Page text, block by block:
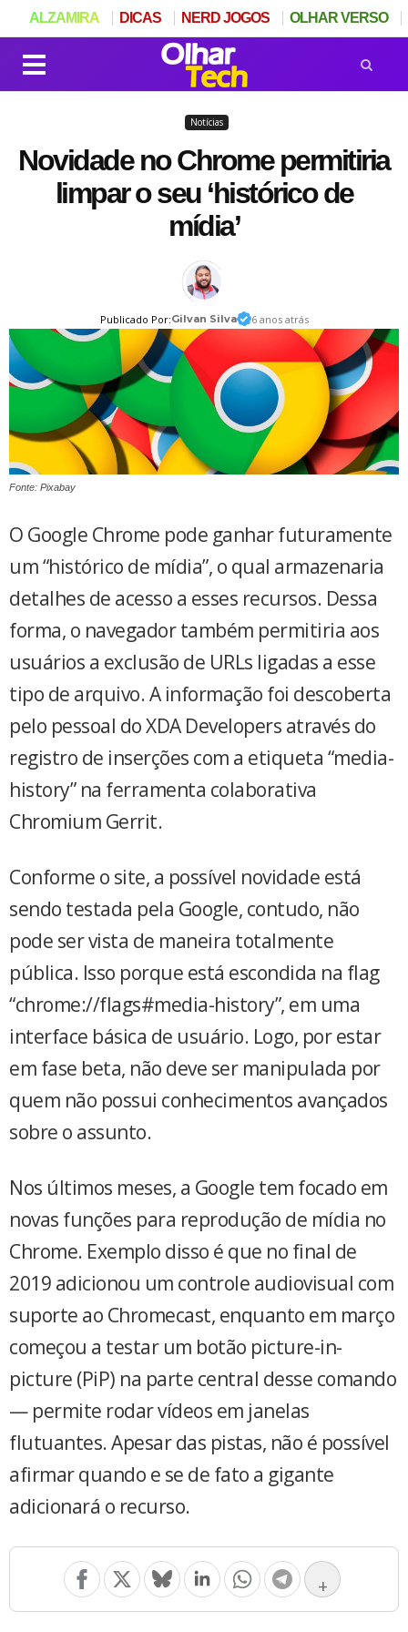
Notícias
Novidade no Chrome permitiria
limpar o seu ‘histórico de
mídia’
Publicado Por:Gilvan Silva 6 anos atrás
Fonte: Pixabay
O Google Chrome pode ganhar futuramente
um “histórico de mídia”, o qual armazenaria
detalhes de acesso a esses recursos. Dessa
forma, o navegador também permitiria aos
usuários a exclusão de URLs ligadas a esse
tipo de arquivo. A informação foi descoberta
pelo pessoal do XDA Developers através do
registro de inserções com a etiqueta “media-
history” na ferramenta colaborativa
Chromium Gerrit.
Conforme o site, a possível novidade está
sendo testada pela Google, contudo, não
pode ser vista de maneira totalmente
pública. Isso porque está escondida na flag
“chrome://flags#media-history”, em uma
interface básica de usuário. Logo, por estar
em fase beta, não deve ser manipulada por
quem não possui conhecimentos avançados
sobre o assunto.
Nos últimos meses, a Google tem focado em
novas funções para reprodução de mídia no
Chrome. Exemplo disso é que no final de
2019 adicionou um controle audiovisual com
suporte ao Chromecast, enquanto em março
começou a testar um botão picture-in-
picture (PiP) na parte central desse comando
— permite rodar vídeos em janelas
flutuantes. Apesar das pistas, não é possível
afirmar quando e se de fato a gigante
adicionará o recurso.
+
ALZAMIRA DICAS NERD JOGOS OLHAR VERSO